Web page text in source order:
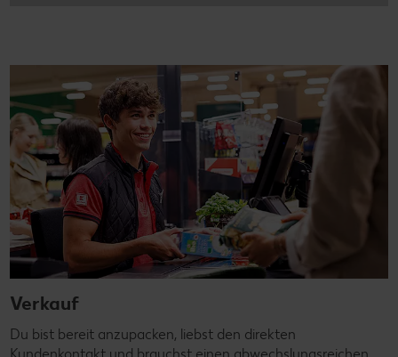
Verkauf
Du bist bereit anzupacken, liebst den direkten